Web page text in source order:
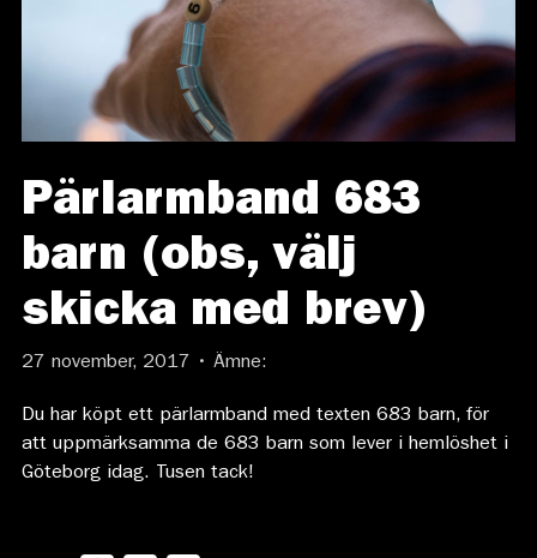
Pärlarmband 683
barn (obs, välj
skicka med brev)
27 november, 2017 • Ämne:
Du har köpt ett pärlarmband med texten 683 barn, för
att uppmärksamma de 683 barn som lever i hemlöshet i
Göteborg idag. Tusen tack!